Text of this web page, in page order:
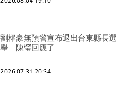
劉櫂豪無預警宣布退出台東縣長選
舉 陳瑩回應了
2026.07.31 20:34